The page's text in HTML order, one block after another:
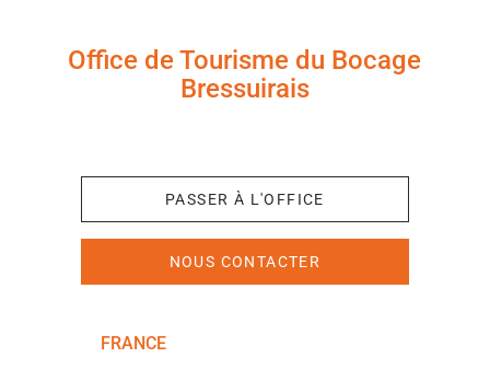
Office de Tourisme du Bocage
Bressuirais
PASSER À L'OFFICE
NOUS CONTACTER
FRANCE